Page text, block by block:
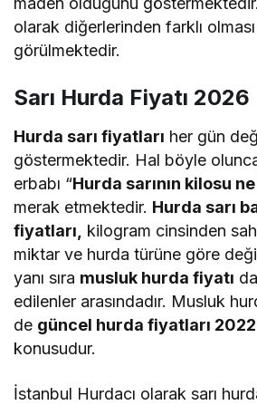
olarak diğerlerinden farklı
görülmektedir.
Sarı Hurda Fiyatı 2026
Hurda sarı fiyatları her gün
göstermektedir. Hal böyle
erbabı “Hurda sarının kilosu
merak etmektedir. Hurda sarı
fiyatları,
kilogram cinsinden
miktar ve hurda türüne göre
yanı sıra musluk hurda fiyatı
edilenler arasındadır. Musluk
de güncel hurda fiyatları 2022
konusudur.
İstanbul Hurdacı olarak sarı